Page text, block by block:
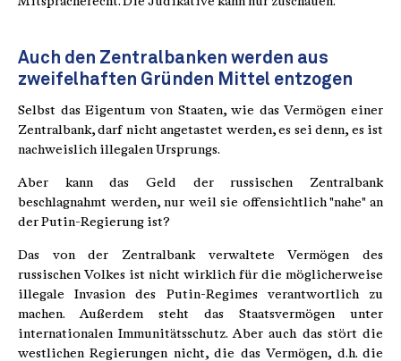
Auch den Zentralbanken werden aus
zweifelhaften Gründen Mittel entzogen
Selbst das Eigentum von Staaten, wie das Vermögen einer
Zentralbank, darf nicht angetastet werden, es sei denn, es ist
nachweislich illegalen Ursprungs.
Aber kann das Geld der russischen Zentralbank
beschlagnahmt werden, nur weil sie offensichtlich "nahe" an
der Putin-Regierung ist?
Das von der Zentralbank verwaltete Vermögen des
russischen Volkes ist nicht wirklich für die möglicherweise
illegale Invasion des Putin-Regimes verantwortlich zu
machen. Außerdem steht das Staatsvermögen unter
internationalen Immunitätsschutz. Aber auch das stört die
westlichen Regierungen nicht, die das Vermögen, d.h. die